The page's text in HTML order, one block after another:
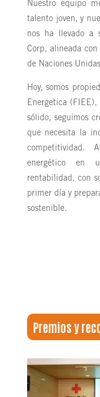
Nuestro equipo
talento joven, y
nos ha llevado a
Corp, alineada
de Naciones
Hoy, somos
Energetica
sólido, seguimos
que necesita la
competitividad.
energético en
rentabilidad, con
primer día y
sostenible.
Premios y